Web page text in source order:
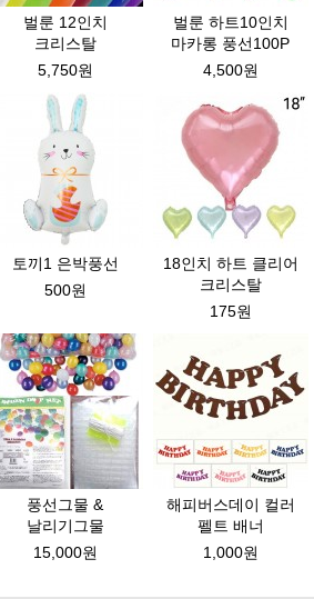
벌룬 12인치
크리스탈
5,750원
벌룬 하트10인치
마카롱 풍선100P
4,500원
토끼1 은박풍선
500원
18인치 하트 클리어
크리스탈
175원
풍선그물 &
날리기그물
15,000원
해피버스데이 컬러
펠트 배너
1,000원